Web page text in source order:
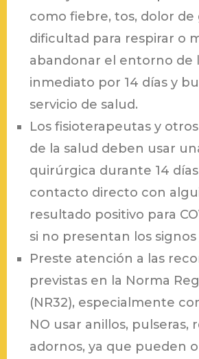
como fiebre, tos, dolor de
dificultad para respirar o
abandonar el entorno de
inmediato por 14 días y
servicio de salud.
Los fisioterapeutas y
de la salud deben usar
quirúrgica durante 14
contacto directo con
resultado positivo para
si no presentan los
Preste atención a las
previstas en la Norma
(NR32), especialmente
NO usar anillos, pulseras,
adornos, ya que pueden